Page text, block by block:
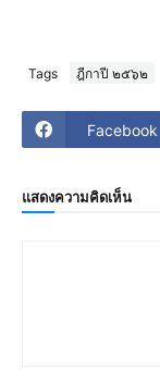
Tags ฎีกาปี ๒๕๖๒
Facebook
แสดงความคิดเห็น